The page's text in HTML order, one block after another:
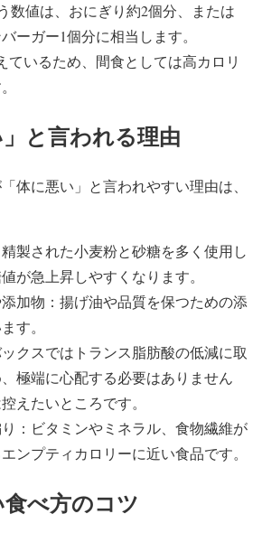
数値は、おにぎり約2個分、または
ーガー1個分に相当します。
ているため、間食としては高カロリ
と言われる理由
体に悪い」と言われやすい理由は、
製された小麦粉と砂糖を多く使用し
が急上昇しやすくなります。
加物：揚げ油や品質を保つための添
す。
クスではトランス脂肪酸の低減に取
極端に心配する必要はありません
えたいところです。
：ビタミンやミネラル、食物繊維が
ンプティカロリーに近い食品です。
べ方のコツ